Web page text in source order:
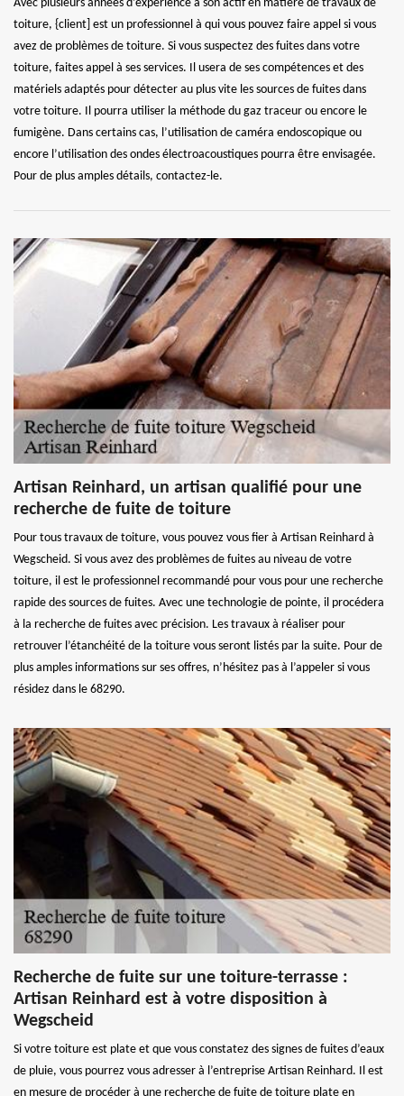
Avec plusieurs années d’expérience à son actif en matière de travaux de
toiture, {client] est un professionnel à qui vous pouvez faire appel si vous
avez de problèmes de toiture. Si vous suspectez des fuites dans votre
toiture, faites appel à ses services. Il usera de ses compétences et des
matériels adaptés pour détecter au plus vite les sources de fuites dans
votre toiture. Il pourra utiliser la méthode du gaz traceur ou encore le
fumigène. Dans certains cas, l’utilisation de caméra endoscopique ou
encore l’utilisation des ondes électroacoustiques pourra être envisagée.
Pour de plus amples détails, contactez-le.
Artisan Reinhard, un artisan qualifié pour une
recherche de fuite de toiture
Pour tous travaux de toiture, vous pouvez vous fier à Artisan Reinhard à
Wegscheid. Si vous avez des problèmes de fuites au niveau de votre
toiture, il est le professionnel recommandé pour vous pour une recherche
rapide des sources de fuites. Avec une technologie de pointe, il procédera
à la recherche de fuites avec précision. Les travaux à réaliser pour
retrouver l’étanchéité de la toiture vous seront listés par la suite. Pour de
plus amples informations sur ses offres, n’hésitez pas à l’appeler si vous
résidez dans le 68290.
Recherche de fuite sur une toiture-terrasse :
Artisan Reinhard est à votre disposition à
Wegscheid
Si votre toiture est plate et que vous constatez des signes de fuites d’eaux
de pluie, vous pourrez vous adresser à l’entreprise Artisan Reinhard. Il est
en mesure de procéder à une recherche de fuite de toiture plate en